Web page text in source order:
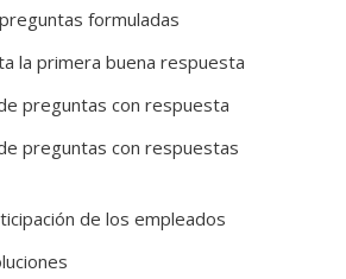
formuladas
la primera buena respuesta
preguntas con respuesta
preguntas con respuestas
de los empleados